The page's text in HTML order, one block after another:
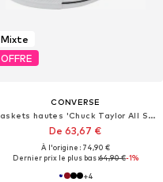
Mixte
OFFRE
CONVERSE
Baskets hautes 'Chuck Taylor All Star Classic'
De 63,67 €
À l'origine : 74,90 €
Dernier prix le plus bas :64,90 €-1%
+4